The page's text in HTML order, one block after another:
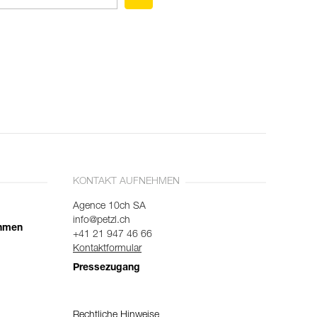
KONTAKT AUFNEHMEN
Agence 10ch SA
info@petzl.ch
+41 21 947 46 66
Kontaktformular
Pressezugang